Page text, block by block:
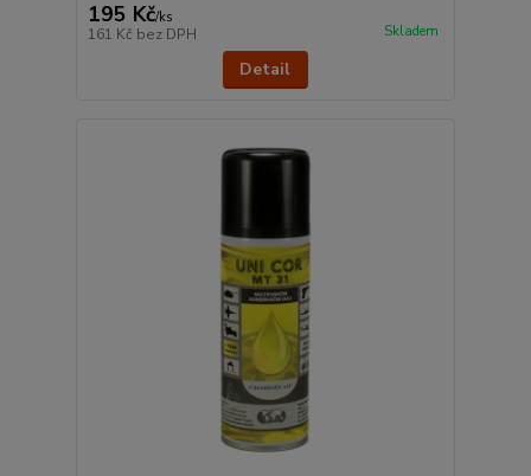
195 Kč/ks
161 Kč bez DPH Skladem
Detail